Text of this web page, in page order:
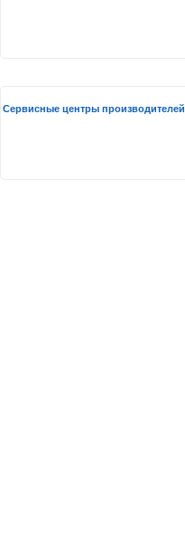
Сервисные центры производителей